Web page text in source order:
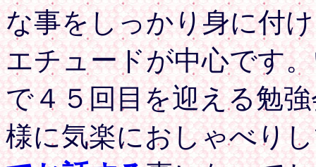
な事をしっかり身に付
エチュードが中心です
で４５回目を迎える勉
様に気楽におしゃべり